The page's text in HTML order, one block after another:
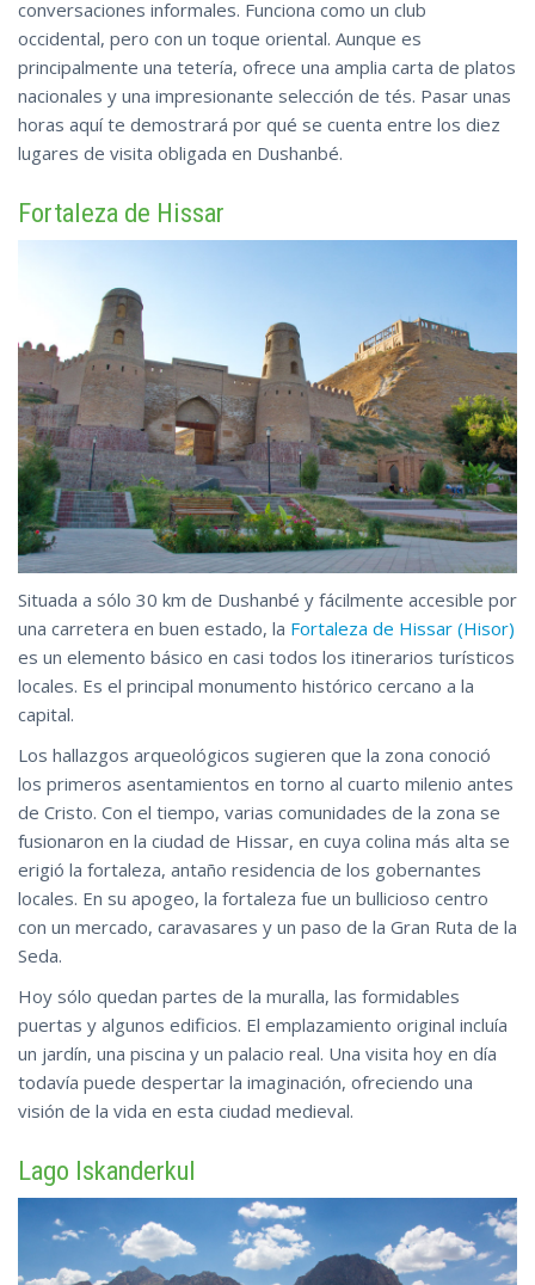
conversaciones informales. Funciona como un club
occidental, pero con un toque oriental. Aunque es
principalmente una tetería, ofrece una amplia carta de platos
nacionales y una impresionante selección de tés. Pasar unas
horas aquí te demostrará por qué se cuenta entre los diez
lugares de visita obligada en Dushanbé.
Fortaleza de Hissar
Situada a sólo 30 km de Dushanbé y fácilmente accesible por
una carretera en buen estado, la Fortaleza de Hissar (Hisor)
es un elemento básico en casi todos los itinerarios turísticos
locales. Es el principal monumento histórico cercano a la
capital.
Los hallazgos arqueológicos sugieren que la zona conoció
los primeros asentamientos en torno al cuarto milenio antes
de Cristo. Con el tiempo, varias comunidades de la zona se
fusionaron en la ciudad de Hissar, en cuya colina más alta se
erigió la fortaleza, antaño residencia de los gobernantes
locales. En su apogeo, la fortaleza fue un bullicioso centro
con un mercado, caravasares y un paso de la Gran Ruta de la
Seda.
Hoy sólo quedan partes de la muralla, las formidables
puertas y algunos edificios. El emplazamiento original incluía
un jardín, una piscina y un palacio real. Una visita hoy en día
todavía puede despertar la imaginación, ofreciendo una
visión de la vida en esta ciudad medieval.
Lago Iskanderkul